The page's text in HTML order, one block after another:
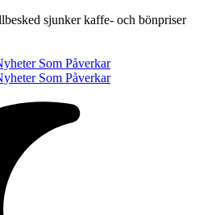
sjunker kaffe- och bönpriser